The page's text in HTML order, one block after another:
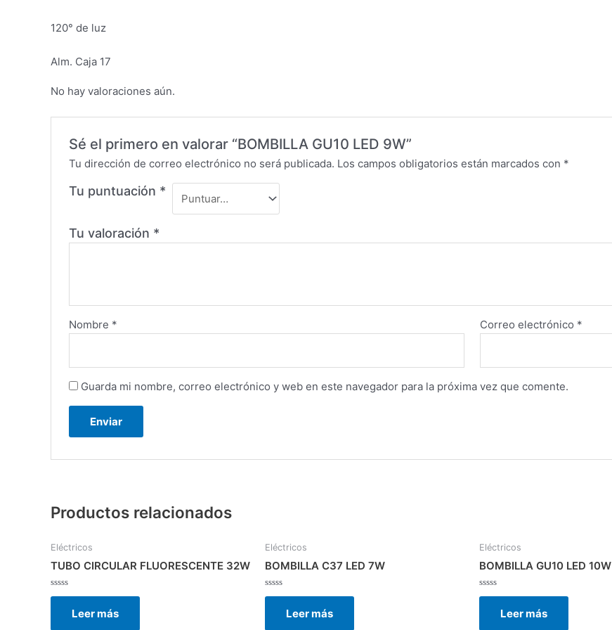
120° de luz
Alm. Caja 17
No hay valoraciones aún.
Sé el primero en valorar “BOMBILLA GU10 LED 9W”
Tu dirección de correo electrónico no será publicada. Los campos obligatorios están marcados con *
Tu puntuación *
Tu valoración *
Nombre * Correo electrónico *
Guarda mi nombre, correo electrónico y web en este navegador para la próxima vez que comente.
Productos relacionados
Eléctricos
TUBO CIRCULAR FLUORESCENTE 32W
Valorado
Leer más
Eléctricos
BOMBILLA C37 LED 7W
Valorado
Leer más
Eléctricos
BOMBILLA GU10 LED 10W
Valorado
Leer más